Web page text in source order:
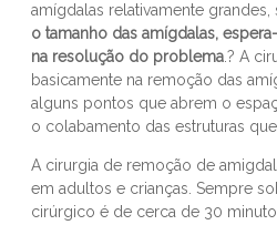
amígdalas relativamente
o tamanho das amígdalas,
na resolução do problema.? A
basicamente na remoção das
alguns pontos que abrem o
o colabamento das estruturas
A cirurgia de remoção de
em adultos e crianças. Sempre
cirúrgico é de cerca de 30